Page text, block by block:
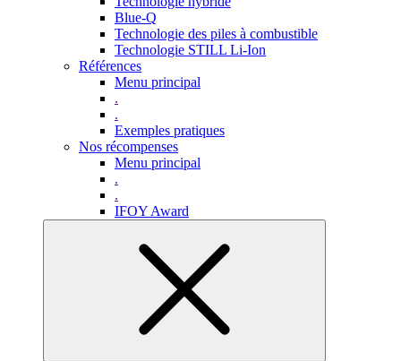
Blue-Q
Technologie des piles à combustible
Technologie STILL Li-Ion
Références
Menu principal
.
.
Exemples pratiques
Nos récompenses
Menu principal
.
.
IFOY Award